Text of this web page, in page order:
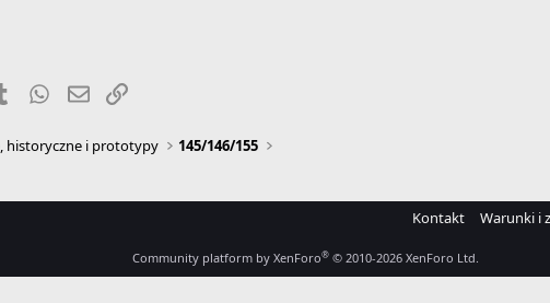
Tumblr WhatsApp
EmailLink
historyczne i prototypy 145/146/155
Kontakt Warunki i
Community platform by XenForo® © 2010-2026 XenForo Ltd.